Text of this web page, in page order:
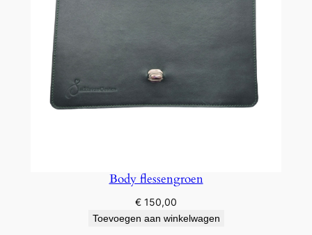
Body flessengroen
€ 150,00
Toevoegen aan winkelwagen